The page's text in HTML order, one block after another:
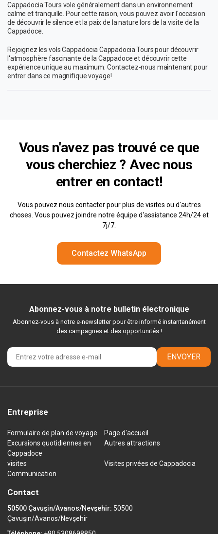
Cappadocia Tours vole généralement dans un environnement
calme et tranquille. Pour cette raison, vous pouvez avoir l'occasion
de découvrir le silence et la paix de la nature lors de la visite de la
Cappadoce.
Rejoignez les vols Cappadocia Cappadocia Tours pour découvrir
l'atmosphère fascinante de la Cappadoce et découvrir cette
expérience unique au maximum. Contactez-nous maintenant pour
entrer dans ce magnifique voyage!
Vous n'avez pas trouvé ce que
vous cherchiez ? Avec nous
entrer en contact!
Vous pouvez nous contacter pour plus de visites ou d'autres
choses. Vous pouvez joindre notre équipe d'assistance 24h/24 et
7j/7.
Contactez WhatsApp
Abonnez-vous à notre bulletin électronique
Abonnez-vous à notre e-newsletter pour être informé instantanément
des campagnes et des opportunités !
ENVOYER
Entreprise
Formulaire de plan de voyage
Page d'accueil
Excursions quotidiennes en
Cappadoce
Autres attractions
visites
Visites privées de Cappadocia
Communication
Contact
50500 Çavuşin/Avanos/Nevşehir: 50500
Çavuşin/Avanos/Nevşehir